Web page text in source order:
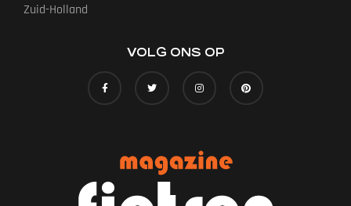
Zuid-Holland
VOLG ONS OP